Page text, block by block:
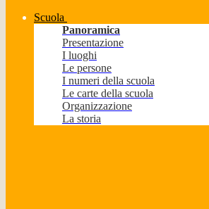
Scuola
Panoramica
Presentazione
I luoghi
Le persone
I numeri della scuola
Le carte della scuola
Organizzazione
La storia